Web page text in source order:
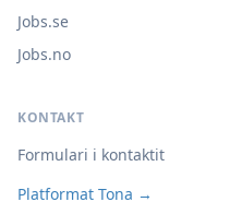
Jobs.se
Jobs.no
KONTAKT
Formulari i kontaktit
Platformat Tona →